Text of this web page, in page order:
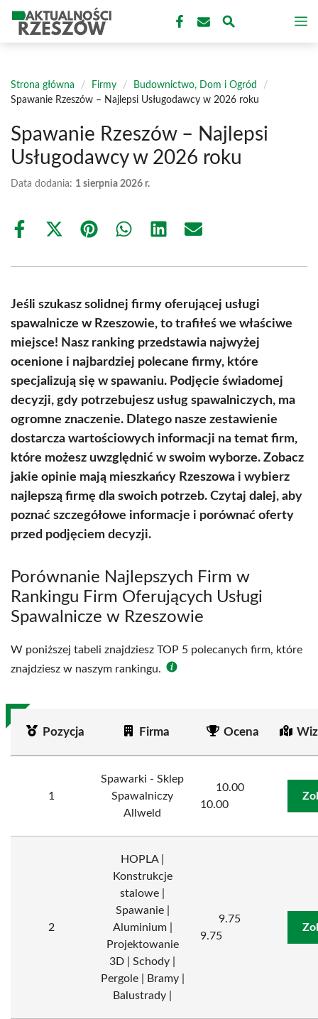
treści
Strona główna / Firmy / Budownictwo, Dom i Ogród
/
Spawanie Rzeszów – Najlepsi Usługodawcy w 2026 roku
Spawanie Rzeszów – Najlepsi
Usługodawcy w 2026 roku
Data dodania: 1 sierpnia 2026 r.
Share
Share
(Twitter)
Share Share Share Share
Jeśli szukasz solidnej firmy oferującej usługi
spawalnicze w Rzeszowie, to trafiłeś we właściwe
miejsce! Nasz ranking przedstawia najwyżej
ocenione i najbardziej polecane firmy, które
specjalizują się w spawaniu. Podjęcie świadomej
decyzji, gdy potrzebujesz usług spawalniczych, ma
ogromne znaczenie. Dlatego nasze zestawienie
dostarcza wartościowych informacji na temat firm,
które możesz uwzględnić w swoim wyborze. Zobacz
jakie opinie mają mieszkańcy Rzeszowa i wybierz
najlepszą firmę dla swoich potrzeb. Czytaj dalej, aby
poznać szczegółowe informacje i porównać oferty
przed podjęciem decyzji.
Porównanie Najlepszych Firm w
Rankingu Firm Oferujących Usługi
Spawalnicze w Rzeszowie
W poniższej tabeli znajdziesz TOP 5 polecanych firm, które
znajdziesz w naszym rankingu.
Pozycja Firma Ocena
1
Spawarki - Sklep
Spawalniczy
Allweld
10.00
10.00
2
HOPLA |
Konstrukcje
stalowe |
Spawanie |
Aluminium |
Projektowanie
3D | Schody |
Pergole | Bramy |
Balustrady |
9.75
9.75